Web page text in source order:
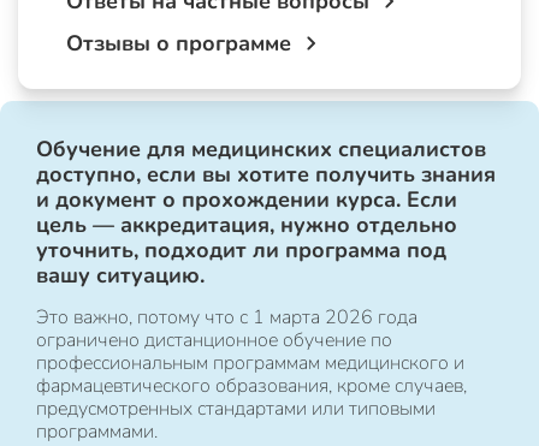
Отзывы о программе
Обучение для медицинских специалистов
доступно, если вы хотите получить знания
и документ о прохождении курса. Если
цель — аккредитация, нужно отдельно
уточнить, подходит ли программа под
вашу ситуацию.
Это важно, потому что с 1 марта 2026 года
ограничено дистанционное обучение по
профессиональным программам медицинского и
фармацевтического образования, кроме случаев,
предусмотренных стандартами или типовыми
программами.